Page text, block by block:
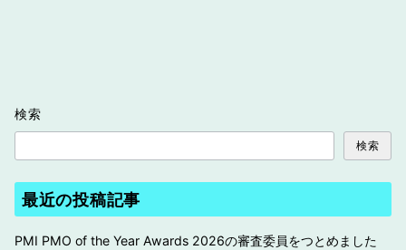
検索
検索
最近の投稿記事
PMI PMO of the Year Awards 2026の審査委員をつとめました